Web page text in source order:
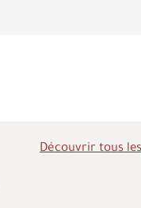
Découvrir tous